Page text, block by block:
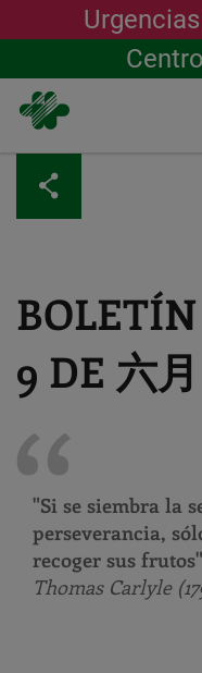
主
9 DE 六
"Si se siembra la
perseverancia,
recoger sus frutos"
Thomas Carlyle